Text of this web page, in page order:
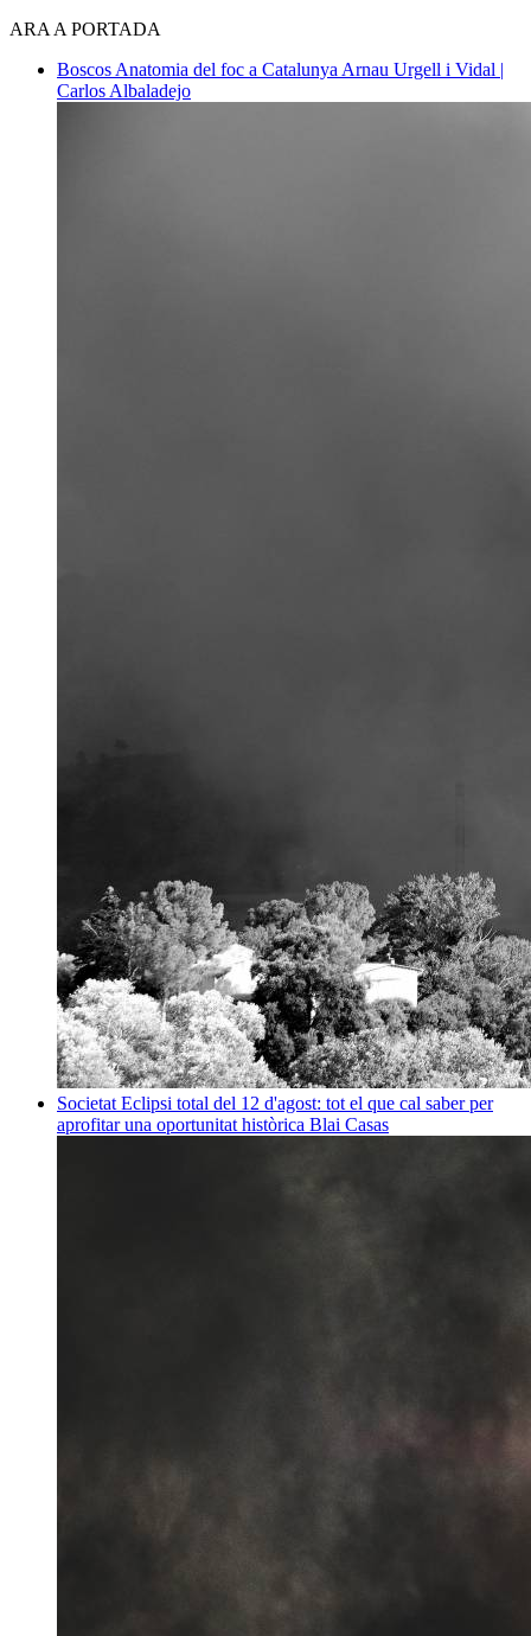
ARA A PORTADA
Boscos Anatomia del foc a Catalunya Arnau Urgell i Vidal |
Carlos Albaladejo
Societat Eclipsi total del 12 d'agost: tot el que cal saber per
aprofitar una oportunitat històrica Blai Casas